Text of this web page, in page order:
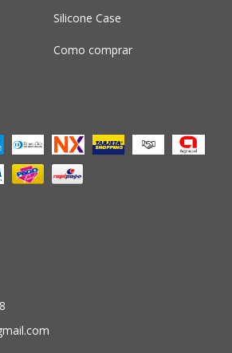
Silicone Case
Como comprar